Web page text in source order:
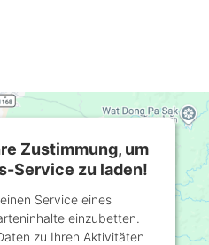
Zustimmung, um
Service zu laden!
Service eines
einzubetten.
zu Ihren Aktivitäten